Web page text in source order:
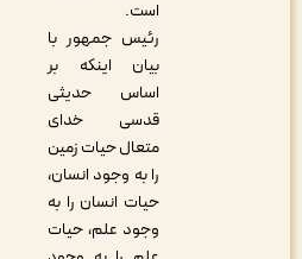
رئیس جمهور با
بیان اینکه بر
اساس حدیثی
قدسی خدای
متعال حیات زمین
را به وجود انسان،
حیات انسان را به
وجود علم، حیات